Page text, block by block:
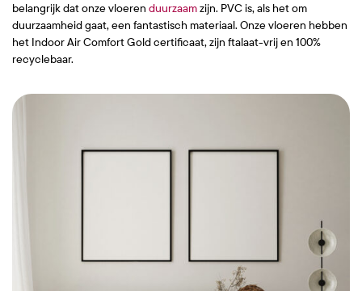
belangrijk dat onze vloeren duurzaamzijn. PVC is, als het om
duurzaamheid gaat, een fantastisch materiaal. Onze vloeren hebben
het Indoor Air Comfort Gold certificaat, zijn ftalaat-vrij en 100%
recyclebaar.